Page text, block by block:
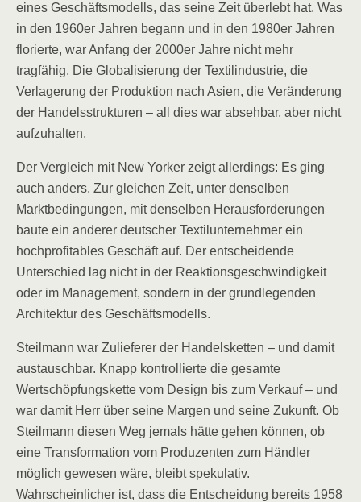
eines Geschäftsmodells, das seine Zeit überlebt hat. Was
in den 1960er Jahren begann und in den 1980er Jahren
florierte, war Anfang der 2000er Jahre nicht mehr
tragfähig. Die Globalisierung der Textilindustrie, die
Verlagerung der Produktion nach Asien, die Veränderung
der Handelsstrukturen – all dies war absehbar, aber nicht
aufzuhalten.
Der Vergleich mit New Yorker zeigt allerdings: Es ging
auch anders. Zur gleichen Zeit, unter denselben
Marktbedingungen, mit denselben Herausforderungen
baute ein anderer deutscher Textilunternehmer ein
hochprofitables Geschäft auf. Der entscheidende
Unterschied lag nicht in der Reaktionsgeschwindigkeit
oder im Management, sondern in der grundlegenden
Architektur des Geschäftsmodells.
Steilmann war Zulieferer der Handelsketten – und damit
austauschbar. Knapp kontrollierte die gesamte
Wertschöpfungskette vom Design bis zum Verkauf – und
war damit Herr über seine Margen und seine Zukunft. Ob
Steilmann diesen Weg jemals hätte gehen können, ob
eine Transformation vom Produzenten zum Händler
möglich gewesen wäre, bleibt spekulativ.
Wahrscheinlicher ist, dass die Entscheidung bereits 1958